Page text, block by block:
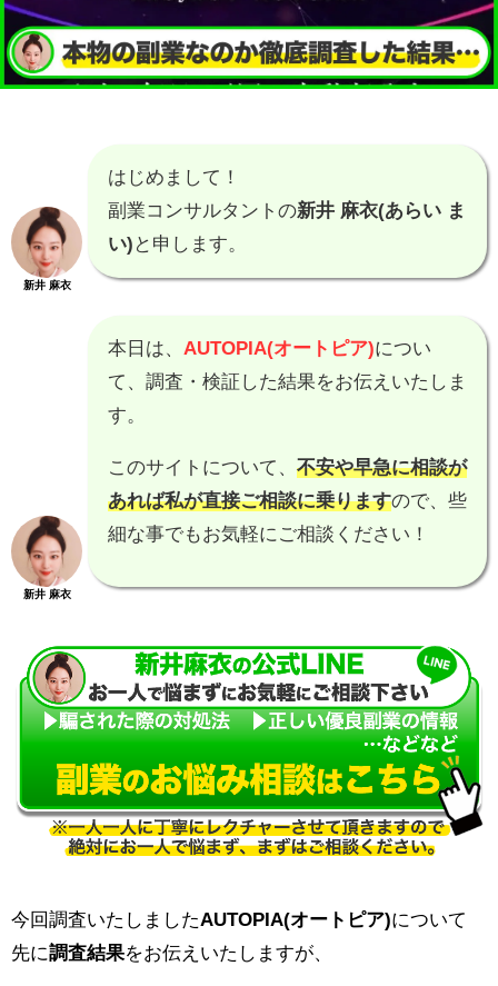
新井 麻衣
はじめまして！
副業コンサルタントの新井 麻衣(あらい ま
い) と申します。
新井 麻衣
本日は、 AUTOPIA(オートピア)につい
て、調査・検証した結果をお伝えいたしま
す。
このサイトについて、 不安や早急に相談が
あれば私が直接ご相談に乗りますので、些
細な事でもお気軽にご相談ください！
今回調査いたしましたAUTOPIA(オートピア)について
先に調査結果をお伝えいたしますが、